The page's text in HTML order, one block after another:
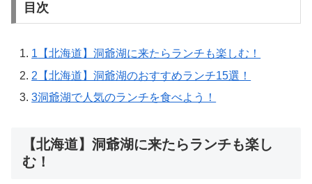
目次
1 【北海道】洞爺湖に来たらランチも楽しむ！
2 【北海道】洞爺湖のおすすめランチ15選！
3洞爺湖で人気のランチを食べよう！
【北海道】洞爺湖に来たらランチも楽し
む！